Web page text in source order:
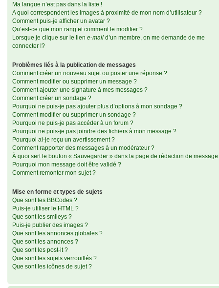
Ma langue n’est pas dans la liste !
A quoi correspondent les images à proximité de mon nom d’utilisateur ?
Comment puis-je afficher un avatar ?
Qu’est-ce que mon rang et comment le modifier ?
Lorsque je clique sur le lien e-mail d’un membre, on me demande de me
connecter !?
Problèmes liés à la publication de messages
Comment créer un nouveau sujet ou poster une réponse ?
Comment modifier ou supprimer un message ?
Comment ajouter une signature à mes messages ?
Comment créer un sondage ?
Pourquoi ne puis-je pas ajouter plus d’options à mon sondage ?
Comment modifier ou supprimer un sondage ?
Pourquoi ne puis-je pas accéder à un forum ?
Pourquoi ne puis-je pas joindre des fichiers à mon message ?
Pourquoi ai-je reçu un avertissement ?
Comment rapporter des messages à un modérateur ?
À quoi sert le bouton « Sauvegarder » dans la page de rédaction de message
Pourquoi mon message doit être validé ?
Comment remonter mon sujet ?
Mise en forme et types de sujets
Que sont les BBCodes ?
Puis-je utiliser le HTML ?
Que sont les smileys ?
Puis-je publier des images ?
Que sont les annonces globales ?
Que sont les annonces ?
Que sont les post-it ?
Que sont les sujets verrouillés ?
Que sont les icônes de sujet ?